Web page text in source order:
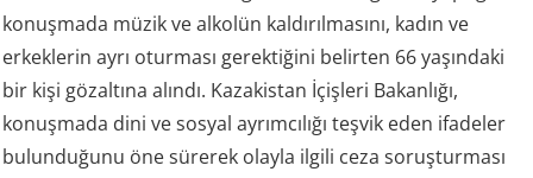
konuşmada müzik ve alkolün kaldırılmasını, kadın ve
erkeklerin ayrı oturması gerektiğini belirten 66 yaşındaki
bir kişi gözaltına alındı. Kazakistan İçişleri Bakanlığı,
konuşmada dini ve sosyal ayrımcılığı teşvik eden ifadeler
bulunduğunu öne sürerek olayla ilgili ceza soruşturması